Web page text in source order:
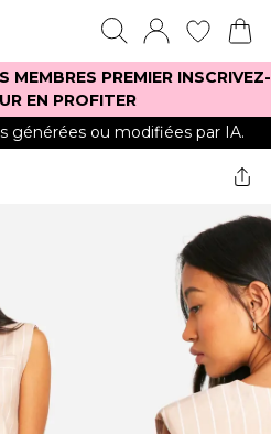
MEMBRES PREMIER INSCRIVEZ-
EN PROFITER
générées ou modifiées par IA.